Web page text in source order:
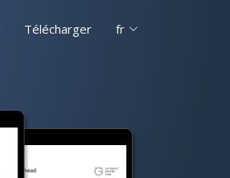
Télécharger fr